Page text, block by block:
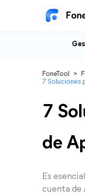
FoneTool >
7 Soluciones
7
de
Es
cuenta de